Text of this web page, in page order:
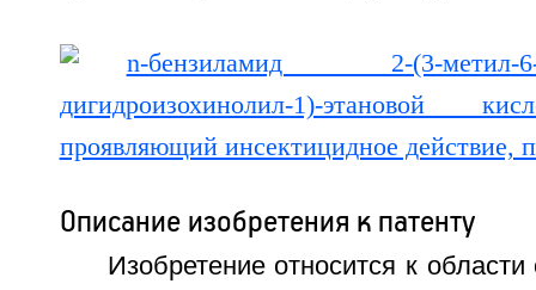
Описание изобретения к патенту
Изобретение относится к